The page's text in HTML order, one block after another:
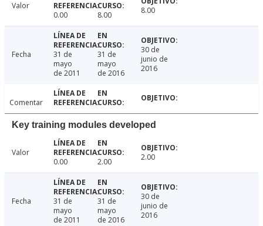
Valor
0.00
8.00 8.00
Fecha
31 de
mayo
de 2011
31 de
mayo
de 2016
30 de
junio de
2016
Comentar
Key training modules developed
Valor
0.00
2.00 2.00
Fecha
31 de
mayo
de 2011
31 de
mayo
de 2016
30 de
junio de
2016